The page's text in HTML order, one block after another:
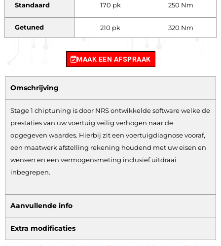
Standaard 170 pk 250 Nm
Getuned 210 pk 320 Nm
MAAK EEN AFSPRAAK
Omschrijving
Stage 1 chiptuning is door NRS ontwikkelde software welke de
prestaties van uw voertuig veilig verhogen naar de
opgegeven waardes. Hierbij zit een voertuigdiagnose vooraf,
een maatwerk afstelling rekening houdend met uw eisen en
wensen en een vermogensmeting inclusief uitdraai
inbegrepen.
Aanvullende info
Extra modificaties